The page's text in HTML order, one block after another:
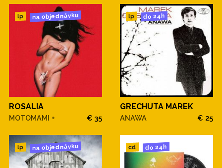
lp na objednávku
ROSALIA
MOTOMAMI + € 35
lp do 24h
GRECHUTA MAREK
ANAWA € 25
lp na objednávku cd do 24h